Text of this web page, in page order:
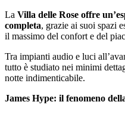
La Villa delle Rose offre
completa, grazie ai suoi spazi
il massimo del confort e del
Tra impianti audio e luci
tutto è studiato nei minimi
notte indimenticabile.
James Hype: il fenomeno